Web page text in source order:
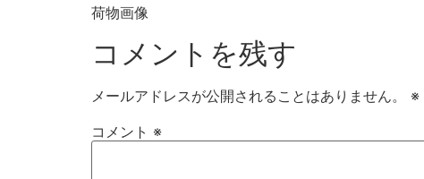
荷物画像
コメントを残す
メールアドレスが公開されることはありません。 ※
コメント ※